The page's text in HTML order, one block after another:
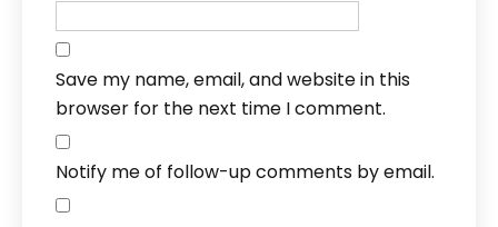
Save my name, email, and website in this
browser for the next time I comment.
Notify me of follow-up comments by email.